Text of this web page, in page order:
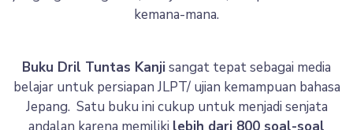
kemana-mana.
Buku Dril Tuntas Kanjisangat tepat sebagai media
belajar untuk persiapan JLPT/ ujian kemampuan bahasa
Jepang. Satu buku ini cukup untuk menjadi senjata
andalan karena memiliki lebih dari 800 soal-soal